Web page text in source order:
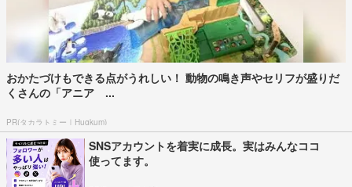
おかたづけもできる点がうれしい！ 動物の鳴き声やセリフが盛りだ
くさんの「アニア ...
PR(タカラトミー｜Hugkum)
SNSアカウントを着実に成長。実はみんなココ
使ってます。